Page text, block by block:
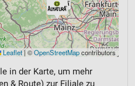
Leaflet| ©OpenStreetMapcontributors
in der Karte, um mehr
& Route) zur Filiale zu